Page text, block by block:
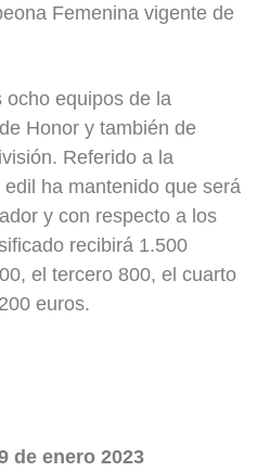
Femenina vigente de
ocho equipos de la
Honor y también de
Referido a la
ha mantenido que será
y con respecto a los
recibirá 1.500
el tercero 800, el cuarto
euros.
de enero 2023